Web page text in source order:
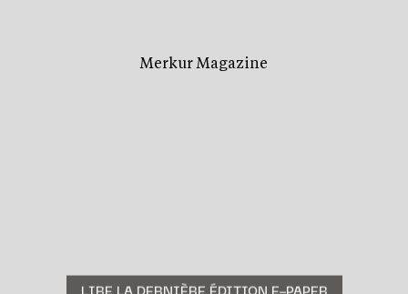
Merkur Magazine
LIRE LA DERNIÈRE ÉDITION E-PAPER